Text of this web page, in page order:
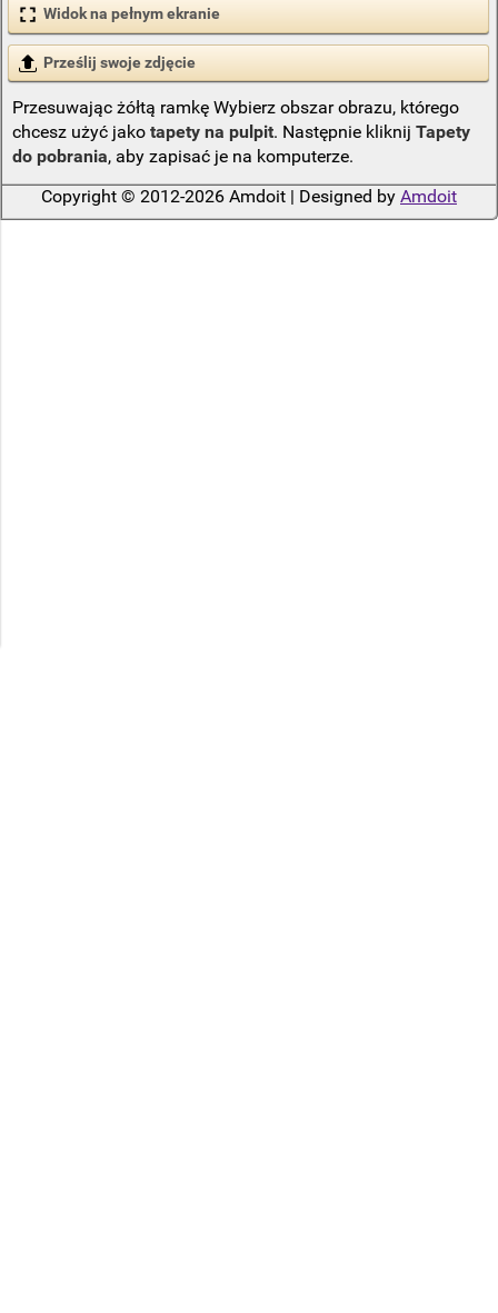
Widok na pełnym ekranie
Prześlij swoje zdjęcie
Przesuwając żółtą ramkę Wybierz obszar obrazu, którego
chcesz użyć jako tapety na pulpit. Następnie kliknij Tapety
do pobrania, aby zapisać je na komputerze.
Copyright © 2012-2026 Amdoit | Designed by Amdoit